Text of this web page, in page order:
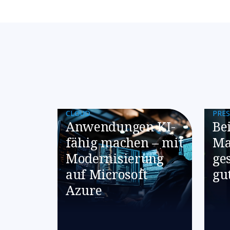
CLOUD
​​Anwendungen KI-
fähig machen – mit
Modernisierung
auf Microsoft
Azure​